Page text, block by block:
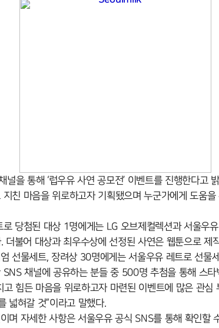
을 통해 ‘럽우유 사연 공모전’ 이벤트를 진행한다고
친 마음을 위로하고자 기획됐으며 누군가에게 도움
당첨된 대상 1명에게는 LG 오브제컬렉션과 서울우
불어 대상과 최우수상에 선정된 사연은 웹툰으로
선물세트, 장려상 30명에게는 서울우유 레트로 선물
SNS 채널에 공유하는 분들 중 500명 추첨을 통해 스
힘든 마음을 위로하고자 마련된 이벤트에 많은 관심
넓혀갈 것”이라고 말했다.
며 자세한 사항은 서울우유 공식 SNS를 통해 확인할